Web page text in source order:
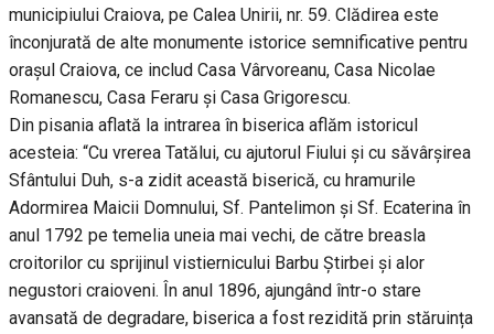
municipiului Craiova, pe Calea Unirii, nr. 59. Clădirea este
înconjurată de alte monumente istorice semnificative pentru
orașul Craiova, ce includ Casa Vârvoreanu, Casa Nicolae
Romanescu, Casa Feraru și Casa Grigorescu.
Din pisania aflată la intrarea în biserica aflăm istoricul
acesteia: “Cu vrerea Tatălui, cu ajutorul Fiului și cu săvârșirea
Sfântului Duh, s-a zidit această biserică, cu hramurile
Adormirea Maicii Domnului, Sf. Pantelimon și Sf. Ecaterina în
anul 1792 pe temelia uneia mai vechi, de către breasla
croitorilor cu sprijinul vistiernicului Barbu Știrbei și alor
negustori craioveni. În anul 1896, ajungând într-o stare
avansată de degradare, biserica a fost rezidită prin stăruința